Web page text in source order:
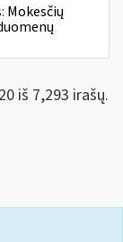
Mokesčių
iš 7,293 irašų.